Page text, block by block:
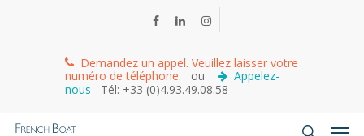
Demandez un appel. Veuillez laisser votre
numéro de téléphone. ou
Appelez-
nous
Tél: +33 (0)4.93.49.08.58